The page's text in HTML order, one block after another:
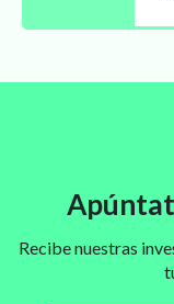
Recibe nuestras